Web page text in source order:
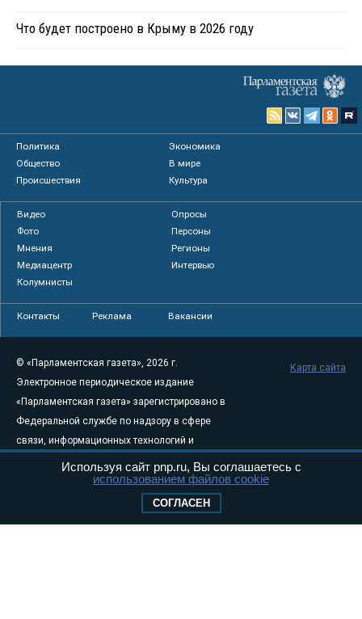
Что будет построено в Крыму в 2026 году
Политика
Экономика
Общество
В мире
Происшествия
Культура
Видео
Опросы
Фото
Персоны
Мнения
Регионы
Медиацентр
Интервью
Колумнисты
Контакты Реклама Вакансии
© «Парламентская газета», 2026 г.
Электронное периодическое издание
«Парламентская газета» зарегистрировано в
Федеральной службе по надзору в сфере
связи, информационных технологий и
августа 2011 года. 18+
Свидетельство о регистрации Эл № ФС77-
Карта сайта
Используя сайт pnp.ru, Вы соглашаетесь с
использованием файлов cookie
СОГЛАСЕН